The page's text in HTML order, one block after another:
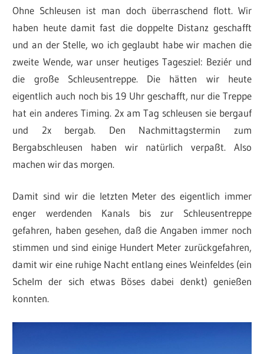
Ohne Schleusen ist man doch überraschend flott. Wir
haben heute damit fast die doppelte Distanz geschafft
und an der Stelle, wo ich geglaubt habe wir machen die
zweite Wende, war unser heutiges Tagesziel: Beziér und
die große Schleusentreppe. Die hätten wir heute
eigentlich auch noch bis 19 Uhr geschafft, nur die Treppe
hat ein anderes Timing. 2x am Tag schleusen sie bergauf
und 2x bergab. Den Nachmittagstermin zum
Bergabschleusen haben wir natürlich verpaßt. Also
machen wir das morgen.
Damit sind wir die letzten Meter des eigentlich immer
enger werdenden Kanals bis zur Schleusentreppe
gefahren, haben gesehen, daß die Angaben immer noch
stimmen und sind einige Hundert Meter zurückgefahren,
damit wir eine ruhige Nacht entlang eines Weinfeldes (ein
Schelm der sich etwas Böses dabei denkt) genießen
konnten.